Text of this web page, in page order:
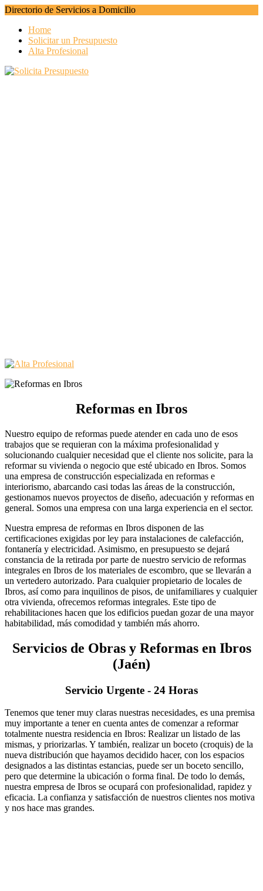
Directorio de Servicios a Domicilio
Home
Solicitar un Presupuesto
Alta Profesional
Reformas en Ibros
Nuestro equipo de reformas puede atender en cada uno de esos
trabajos que se requieran con la máxima profesionalidad y
solucionando cualquier necesidad que el cliente nos solicite, para la
reformar su vivienda o negocio que esté ubicado en Ibros. Somos
una empresa de construcción especializada en reformas e
interiorismo, abarcando casi todas las áreas de la construcción,
gestionamos nuevos proyectos de diseño, adecuación y reformas en
general. Somos una empresa con una larga experiencia en el sector.
Nuestra empresa de reformas en Ibros disponen de las
certificaciones exigidas por ley para instalaciones de calefacción,
fontanería y electricidad. Asimismo, en presupuesto se dejará
constancia de la retirada por parte de nuestro servicio de reformas
integrales en Ibros de los materiales de escombro, que se llevarán a
un vertedero autorizado. Para cualquier propietario de locales de
Ibros, así como para inquilinos de pisos, de unifamiliares y cualquier
otra vivienda, ofrecemos reformas integrales. Este tipo de
rehabilitaciones hacen que los edificios puedan gozar de una mayor
habitabilidad, más comodidad y también más ahorro.
Servicios de Obras y Reformas en Ibros
(Jaén)
Servicio Urgente - 24 Horas
Tenemos que tener muy claras nuestras necesidades, es una premisa
muy importante a tener en cuenta antes de comenzar a reformar
totalmente nuestra residencia en Ibros: Realizar un listado de las
mismas, y priorizarlas. Y también, realizar un boceto (croquis) de la
nueva distribución que hayamos decidido hacer, con los espacios
designados a las distintas estancias, puede ser un boceto sencillo,
pero que determine la ubicación o forma final. De todo lo demás,
nuestra empresa de Ibros se ocupará con profesionalidad, rapidez y
eficacia. La confianza y satisfacción de nuestros clientes nos motiva
y nos hace mas grandes.